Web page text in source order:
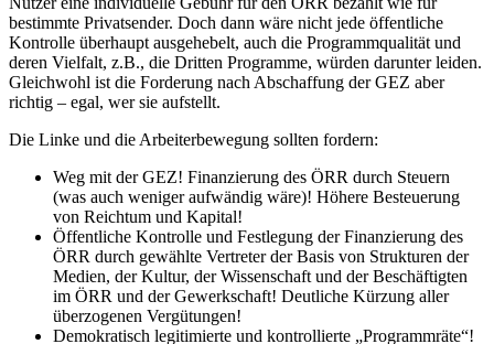
bestimmte Privatsender. Doch dann wäre nicht jede öffentliche
Kontrolle überhaupt ausgehebelt, auch die Programmqualität und
deren Vielfalt, z.B., die Dritten Programme, würden darunter leiden.
Gleichwohl ist die Forderung nach Abschaffung der GEZ aber
richtig – egal, wer sie aufstellt.
Die Linke und die Arbeiterbewegung sollten fordern:
Weg mit der GEZ! Finanzierung des ÖRR durch Steuern
(was auch weniger aufwändig wäre)! Höhere Besteuerung
von Reichtum und Kapital!
Öffentliche Kontrolle und Festlegung der Finanzierung des
ÖRR durch gewählte Vertreter der Basis von Strukturen der
Medien, der Kultur, der Wissenschaft und der Beschäftigten
im ÖRR und der Gewerkschaft! Deutliche Kürzung aller
überzogenen Vergütungen!
Demokratisch legitimierte und kontrollierte „Programmräte“!